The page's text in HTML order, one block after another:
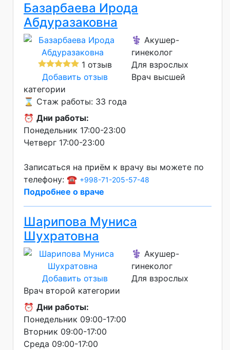
Базарбаева Ирода
Абдуразаковна
1 отзыв
Добавить отзыв
⚕️ Акушер-
гинеколог
Для взрослых
Врач высшей
категории
⌛ Стаж работы: 33 года
⏰ Дни работы:
Понедельник 17:00-23:00
Четверг 17:00-23:00
Записаться на приём к врачу вы можете по
телефону: ☎️ +998-71-205-57-48
Подробнее о враче
Шарипова Муниса
Шухратовна
Добавить отзыв
⚕️ Акушер-
гинеколог
Для взрослых
Врач второй категории
⏰ Дни работы:
Понедельник 09:00-17:00
Вторник 09:00-17:00
Среда 09:00-17:00